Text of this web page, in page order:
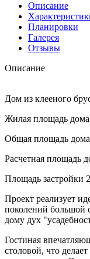
Описание
Планировки
Галерея
Отзывы
Описание
Дом из клееного
Жилая площадь
Общая площадь
Расчетная площадь
Площадь застройки
Проект реализует
поколений большой
дому дух
Гостиная
столовой, что